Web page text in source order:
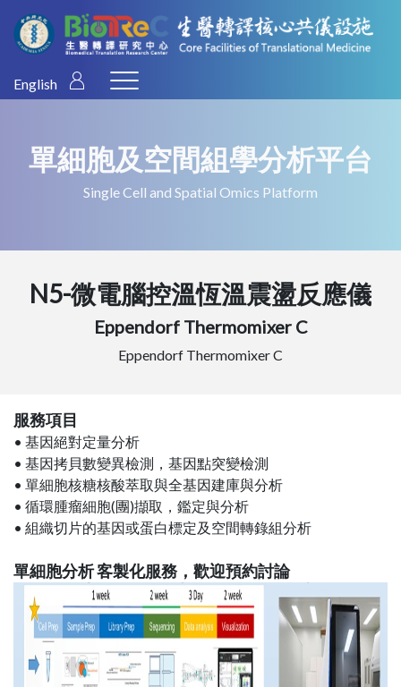
English
單細胞及空間組學分析平台
Single Cell and Spatial Omics Platform
N5-微電腦控溫恆溫震盪反應儀
Eppendorf Thermomixer C
Eppendorf Thermomixer C
服務項目
• 基因絕對定量分析
• 基因拷貝數變異檢測，基因點突變檢測
• 單細胞核糖核酸萃取與全基因建庫與分析
• 循環腫瘤細胞(團)擷取，鑑定與分析
• 組織切片的基因或蛋白標定及空間轉錄組分析
單細胞分析 客製化服務，歡迎預約討論